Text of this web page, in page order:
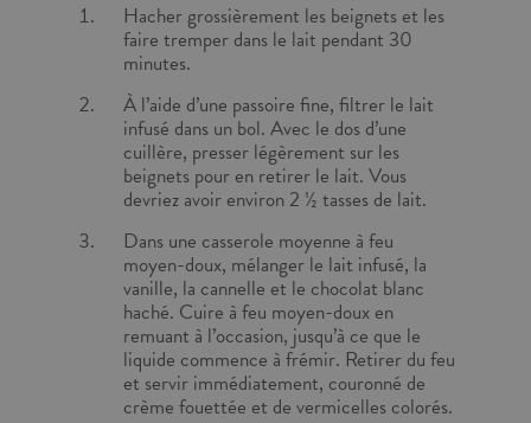
Hacher grossièrement les beignets et les
faire tremper dans le lait pendant 30
minutes.
À l’aide d’une passoire fine, filtrer le lait
infusé dans un bol. Avec le dos d’une
cuillère, presser légèrement sur les
beignets pour en retirer le lait. Vous
devriez avoir environ 2 ½ tasses de lait.
Dans une casserole moyenne à feu
moyen-doux, mélanger le lait infusé, la
vanille, la cannelle et le chocolat blanc
haché. Cuire à feu moyen-doux en
remuant à l’occasion, jusqu’à ce que le
liquide commence à frémir. Retirer du feu
et servir immédiatement, couronné de
crème fouettée et de vermicelles colorés.